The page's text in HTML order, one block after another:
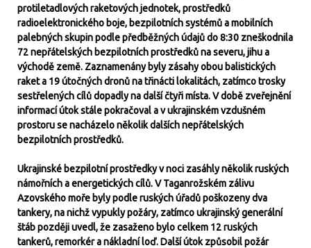
protiletadlových raketových jednotek, prostředků
radioelektronického boje, bezpilotních systémů a mobilních
palebných skupin podle předběžných údajů do 8:30 zneškodnila
72 nepřátelských bezpilotních prostředků na severu, jihu a
východě země. Zaznamenány byly zásahy obou balistických
raket a 19 útočných dronů na třinácti lokalitách, zatímco trosky
sestřelených cílů dopadly na další čtyři místa. V době zveřejnění
informací útok stále pokračoval a v ukrajinském vzdušném
prostoru se nacházelo několik dalších nepřátelských
bezpilotních prostředků.
Ukrajinské bezpilotní prostředky v noci zasáhly několik ruských
námořních a energetických cílů. V Taganrožském zálivu
Azovského moře byly podle ruských úřadů poškozeny dva
tankery, na nichž vypukly požáry, zatímco ukrajinský generální
štáb později uvedl, že zasaženo bylo celkem 12 ruských
tankerů, remorkér a nákladní loď. Další útok způsobil požár